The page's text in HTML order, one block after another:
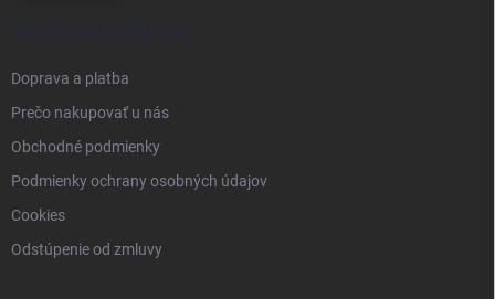
INFORMÁCIE PRE VÁS
Doprava a platba
Prečo nakupovať u nás
Obchodné podmienky
Podmienky ochrany osobných údajov
Cookies
Odstúpenie od zmluvy